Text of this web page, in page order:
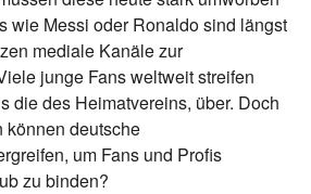
wie Messi oder Ronaldo sind längst
mediale Kanäle zur
junge Fans weltweit streifen
die des Heimatvereins, über. Doch
deutsche
um Fans und Profis
zu binden?